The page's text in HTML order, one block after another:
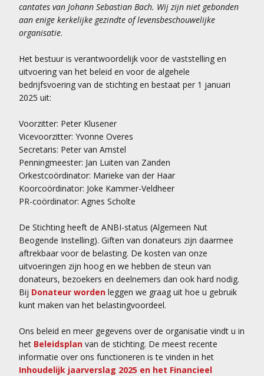
cantates van Johann Sebastian Bach. Wij zijn niet gebonden
aan enige kerkelijke gezindte of levensbeschouwelijke
organisatie.
Het bestuur is verantwoordelijk voor de vaststelling en
uitvoering van het beleid en voor de algehele
bedrijfsvoering van de stichting en bestaat per 1 januari
2025 uit:
Voorzitter: Peter Klusener
Vicevoorzitter: Yvonne Overes
Secretaris: Peter van Amstel
Penningmeester: Jan Luiten van Zanden
Orkestcoördinator: Marieke van der Haar
Koorcoördinator: Joke Kammer-Veldheer
PR-coördinator: Agnes Scholte
De Stichting heeft de ANBI-status (Algemeen Nut
Beogende Instelling). Giften van donateurs zijn daarmee
aftrekbaar voor de belasting. De kosten van onze
uitvoeringen zijn hoog en we hebben de steun van
donateurs, bezoekers en deelnemers dan ook hard nodig.
Bij Donateur worden leggen we graag uit hoe u gebruik
kunt maken van het belastingvoordeel.
Ons beleid en meer gegevens over de organisatie vindt u in
het Beleidsplan van de stichting. De meest recente
informatie over ons functioneren is te vinden in het
Inhoudelijk jaarverslag 2025 en het Financieel